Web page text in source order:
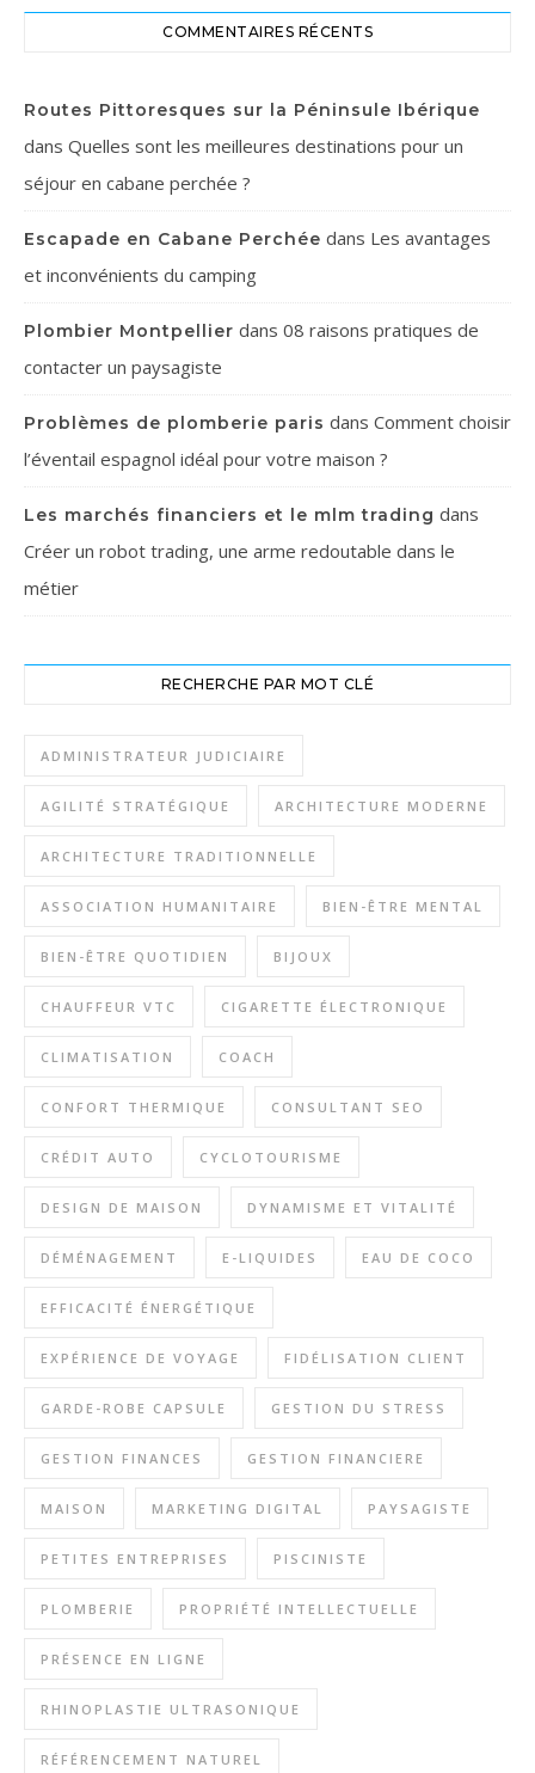
COMMENTAIRES RÉCENTS
Routes Pittoresques sur la Péninsule Ibérique
dans Quelles sont les meilleures destinations pour un
séjour en cabane perchée ?
Escapade en Cabane Perchée dans Les avantages
et inconvénients du camping
Plombier Montpellier dans 08 raisons pratiques de
contacter un paysagiste
Problèmes de plomberie paris dans Comment choisir
l’éventail espagnol idéal pour votre maison ?
Les marchés financiers et le mlm trading dans
Créer un robot trading, une arme redoutable dans le
métier
RECHERCHE PAR MOT CLÉ
ADMINISTRATEUR JUDICIAIRE
AGILITÉ STRATÉGIQUE ARCHITECTURE MODERNE
ARCHITECTURE TRADITIONNELLE
ASSOCIATION HUMANITAIRE BIEN-ÊTRE MENTAL
BIEN-ÊTRE QUOTIDIEN BIJOUX
CHAUFFEUR VTC CIGARETTE ÉLECTRONIQUE
CLIMATISATION COACH
CONFORT THERMIQUE CONSULTANT SEO
CRÉDIT AUTO CYCLOTOURISME
DESIGN DE MAISON DYNAMISME ET VITALITÉ
DÉMÉNAGEMENT E-LIQUIDES EAU DE COCO
EFFICACITÉ ÉNERGÉTIQUE
EXPÉRIENCE DE VOYAGE FIDÉLISATION CLIENT
GARDE-ROBE CAPSULE GESTION DU STRESS
GESTION FINANCES GESTION FINANCIERE
MAISON MARKETING DIGITAL PAYSAGISTE
PETITES ENTREPRISES PISCINISTE
PLOMBERIE PROPRIÉTÉ INTELLECTUELLE
PRÉSENCE EN LIGNE
RHINOPLASTIE ULTRASONIQUE
RÉFÉRENCEMENT NATUREL